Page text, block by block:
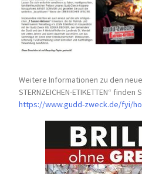
Weitere Informationen zu den
STERNZEICHEN-ETIKETTEN“ finden
https://www.gudd-zweck.de/fyi/